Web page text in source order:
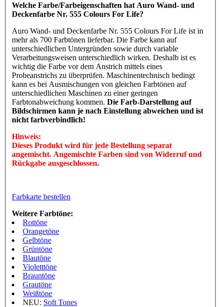
Welche Farbe/Farbeigenschaften hat Auro Wand- und
Deckenfarbe Nr. 555 Colours For Life?
Auro Wand- und Deckenfarbe Nr. 555 Colours For Life ist in
mehr als 700 Farbtönen lieferbar. Die Farbe kann auf
unterschiedlichen Untergründen sowie durch variable
Verarbeitungsweisen unterschiedlich wirken. Deshalb ist es
wichtig die Farbe vor dem Anstrich mittels eines
Probeanstrichs zu überprüfen. Maschinentechnisch bedingt
kann es bei Ausmischungen von gleichen Farbtönen auf
unterschiedlichen Maschinen zu einer geringen
Farbtonabweichung kommen. Die Farb-Darstellung auf
Bildschirmen kann je nach Einstellung abweichen und ist
nicht farbverbindlich!
Hinweis:
Dieses Produkt wird für jede Bestellung separat
angemischt. Angemischte Farben sind von Widerruf und
Rückgabe ausgeschlossen.
Farbkarte bestellen
Weitere Farbtöne:
Rottöne
Orangetöne
Gelbtöne
Grüntöne
Blautöne
Violetttöne
Brauntöne
Grautöne
Weißtöne
NEU: Soft Tones